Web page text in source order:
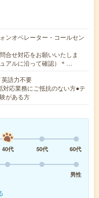
ンオペレーター・コールセン
合せ対応をお願いいたしま
アルに沿って確認）＊…
語力不要
応業務にご抵抗のない方●テ
がある方
40代 50代
60代
男性